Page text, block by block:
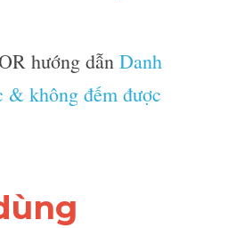
hướng dẫn Danh
& không đếm được